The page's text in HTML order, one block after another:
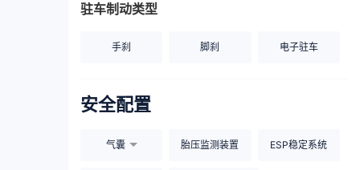
驻车制动类型
手刹 脚刹 电子驻车
安全配置
气囊 胎压监测装置 ESP稳定系统